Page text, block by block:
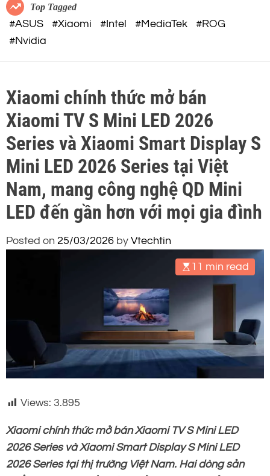
m
o
d
Top Tagged
#ASUS #Xiaomi #Intel #MediaTek
#ROG
#Nvidia
Xiaomi chính thức mở bán
Xiaomi TV S Mini LED 2026
Series và Xiaomi Smart Display S
Mini LED 2026 Series tại Việt
Nam, mang công nghệ QD Mini
LED đến gần hơn với mọi gia đình
Posted on 25/03/2026 by Vtechtin
11 min read
Views: 3.895
Xiaomi chính thức mở bán Xiaomi TV S Mini LED
2026 Series và Xiaomi Smart Display S Mini LED
2026 Series tại thị trường Việt Nam. Hai dòng sản